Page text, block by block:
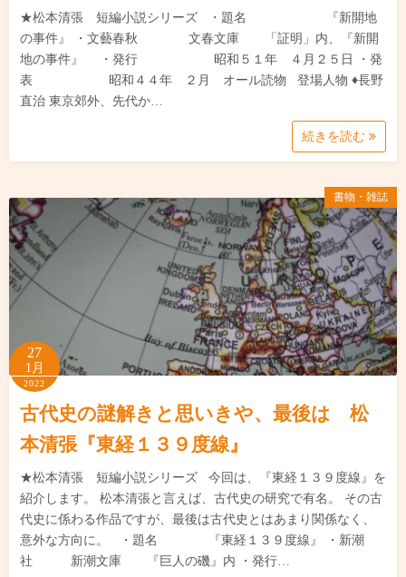
★松本清張 短編小説シリーズ ・題名 『新開地
の事件』 ・文藝春秋 文春文庫 「証明」内、『新開
地の事件』 ・発行 昭和５１年 ４月２５日 ・発
表 昭和４４年 ２月 オール読物 登場人物 ♦長野
直治 東京郊外、先代か…
続きを読む
書物・雑誌
27
1月
2022
古代史の謎解きと思いきや、最後は 松
本清張『東経１３９度線』
★松本清張 短編小説シリーズ 今回は、『東経１３９度線』を
紹介します。 松本清張と言えば、古代史の研究で有名。 その古
代史に係わる作品ですが、最後は古代史とはあまり関係なく、
意外な方向に。 ・題名 『東経１３９度線』 ・新潮
社 新潮文庫 『巨人の磯』内 ・発行…